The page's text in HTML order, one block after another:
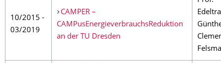
10/2015 -
03/2019
CAMPER –
CAMPusEnergieverbrauchsReduktion
an der TU Dresden